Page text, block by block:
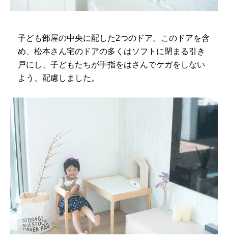
子ども部屋の中央に配した2つのドア。このドアを含
め、松本さん宅のドアの多くはソフトに閉まる引き
戸にし、子どもたちが手指をはさんでケガをしない
よう、配慮しました。